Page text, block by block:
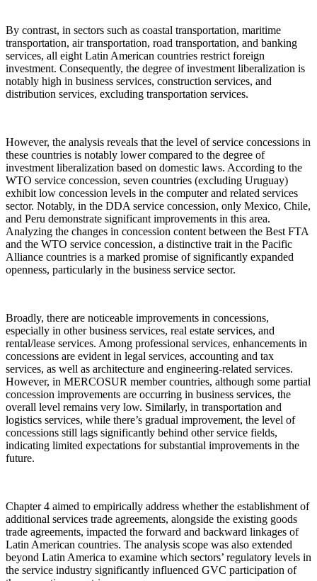
By contrast, in sectors such as coastal transportation, maritime
transportation, air transportation, road transportation, and banking
services, all eight Latin American countries restrict foreign
investment. Consequently, the degree of investment liberalization is
notably high in business services, construction services, and
distribution services, excluding transportation services.
However, the analysis reveals that the level of service concessions in
these countries is notably lower compared to the degree of
investment liberalization based on domestic laws. According to the
WTO service concession, seven countries (excluding Uruguay)
exhibit low concession levels in the computer and related services
sector. Notably, in the DDA service concession, only Mexico, Chile,
and Peru demonstrate significant improvements in this area.
Analyzing the changes in concession content between the Best FTA
and the WTO service concession, a distinctive trait in the Pacific
Alliance countries is a marked promise of significantly expanded
openness, particularly in the business service sector.
Broadly, there are noticeable improvements in concessions,
especially in other business services, real estate services, and
rental/lease services. Among professional services, enhancements in
concessions are evident in legal services, accounting and tax
services, as well as architecture and engineering-related services.
However, in MERCOSUR member countries, although some partial
concession improvements are occurring in business services, the
overall level remains very low. Similarly, in transportation and
logistics services, while there’s gradual improvement, the level of
concessions still lags significantly behind other service fields,
indicating limited expectations for substantial improvements in the
future.
Chapter 4 aimed to empirically address whether the establishment of
additional services trade agreements, alongside the existing goods
trade agreements, impacted the forward and backward linkages of
Latin American countries. The analysis scope was also extended
beyond Latin America to examine which sectors’ regulatory levels in
the service industry significantly influenced GVC participation of